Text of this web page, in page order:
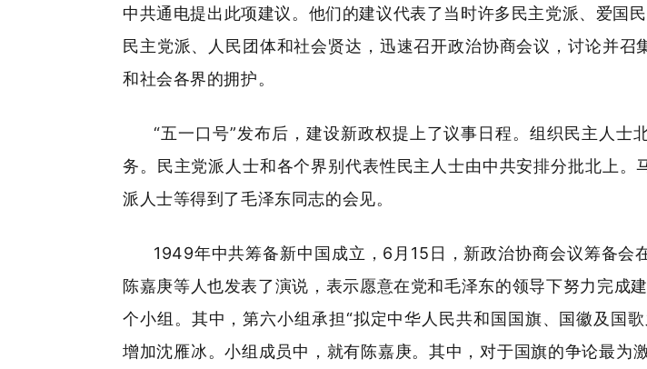
中共通电提出此项建议。他们的建议代表了当时许多民主党派、爱国
民主党派、人民团体和社会贤达，迅速召开政治协商会议，讨论并
和社会各界的拥护。
“五一口号”发布后，建设新政权提上了议事日程。组织民主人
务。民主党派人士和各个界别代表性民主人士由中共安排分批北上
派人士等得到了毛泽东同志的会见。
1949年中共筹备新中国成立，6月15日，新政治协商会议筹备会
陈嘉庚等人也发表了演说，表示愿意在党和毛泽东的领导下努力完成
个小组。其中，第六小组承担“拟定中华人民共和国国旗、国徽及国
增加沈雁冰。小组成员中，就有陈嘉庚。其中，对于国旗的争论最为